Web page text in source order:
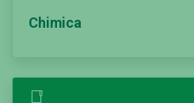
Chimica